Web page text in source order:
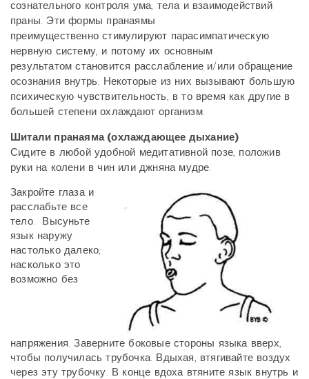
сознательного контроля ума, тела и взаимодействий
праны. Эти формы пранаямы
преимущественностимулируют парасимпатическую
нервную систему, и потому их основным
результатомстановится расслабление и/или обращение
осознания внутрь. Некоторые из них вызывают большую
психическую чувствительность, в то время как другие в
большей степени охлаждаюторганизм.
Шитали пранаяма (охлаждающее дыхание)
Сидите в любой удобной медитативной позе, положив
руки на колени в чин или джняна мудре.
Закройте глаза и
расслабьте все
тело. Высуньте
язык наружу
настолько далеко,
насколько это
возможно без
напряжения.Заверните боковые стороны языка вверх,
чтобы получилась трубочка. Вдыхая, втягивайте воздух
через эту трубочку. В конце вдоха втяните язык внутрь и